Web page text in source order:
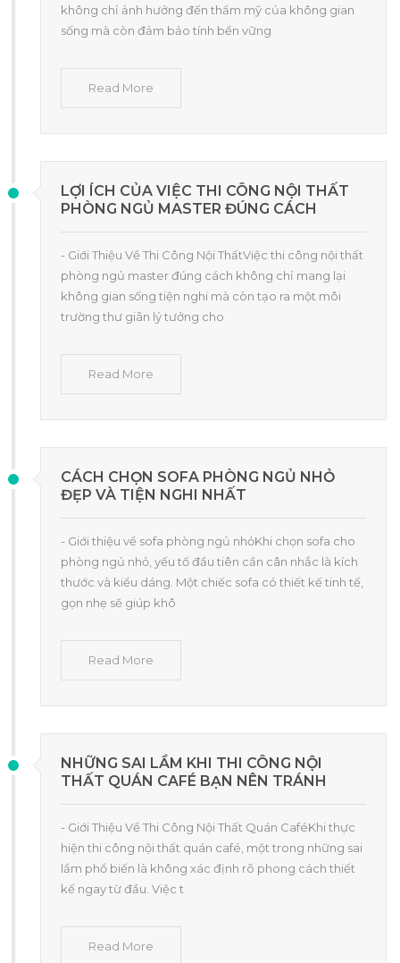
không chỉ ảnh hưởng đến thẩm mỹ của không gian
sống mà còn đảm bảo tính bền vững
Read More
LỢI ÍCH CỦA VIỆC THI CÔNG NỘI THẤT
PHÒNG NGỦ MASTER ĐÚNG CÁCH
- Giới Thiệu Về Thi Công Nội ThấtViệc thi công nội thất
phòng ngủ master đúng cách không chỉ mang lại
không gian sống tiện nghi mà còn tạo ra một môi
trường thư giãn lý tưởng cho
Read More
CÁCH CHỌN SOFA PHÒNG NGỦ NHỎ
ĐẸP VÀ TIỆN NGHI NHẤT
- Giới thiệu về sofa phòng ngủ nhỏKhi chọn sofa cho
phòng ngủ nhỏ, yếu tố đầu tiên cần cân nhắc là kích
thước và kiểu dáng. Một chiếc sofa có thiết kế tinh tế,
gọn nhẹ sẽ giúp khô
Read More
NHỮNG SAI LẦM KHI THI CÔNG NỘI
THẤT QUÁN CAFÉ BẠN NÊN TRÁNH
- Giới Thiệu Về Thi Công Nội Thất Quán CaféKhi thực
hiện thi công nội thất quán café, một trong những sai
lầm phổ biến là không xác định rõ phong cách thiết
kế ngay từ đầu. Việc t
Read More